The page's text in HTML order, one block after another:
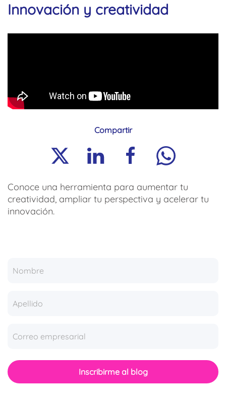
Innovación y creatividad
Compartir
Conoce una herramienta para aumentar tu
creatividad, ampliar tu perspectiva y acelerar tu
innovación.
Inscribirme al blog